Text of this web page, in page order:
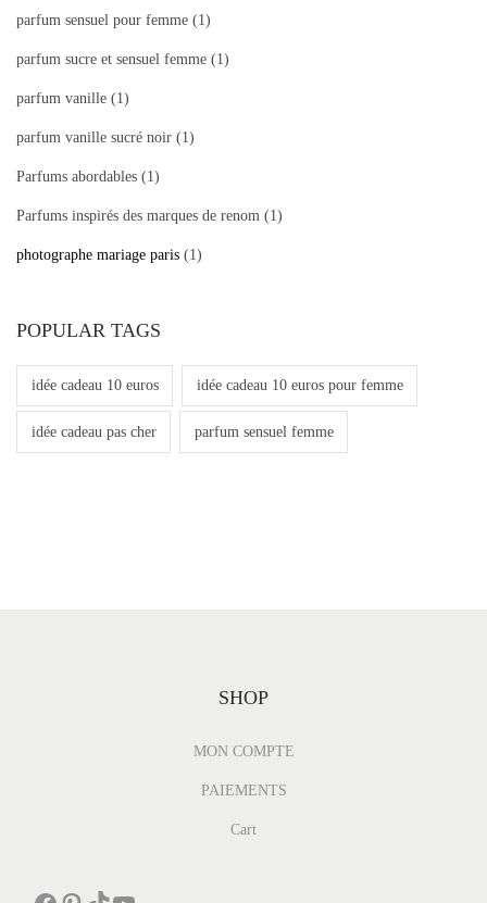
parfum sensuel pour femme (1)
parfum sucre et sensuel femme (1)
parfum vanille (1)
parfum vanille sucré noir (1)
Parfums abordables (1)
Parfums inspirés des marques de renom (1)
photographe mariage paris (1)
POPULAR TAGS
idée cadeau 10 euros idée cadeau 10 euros pour femme
idée cadeau pas cher parfum sensuel femme
SHOP
MON COMPTE
PAIEMENTS
Cart